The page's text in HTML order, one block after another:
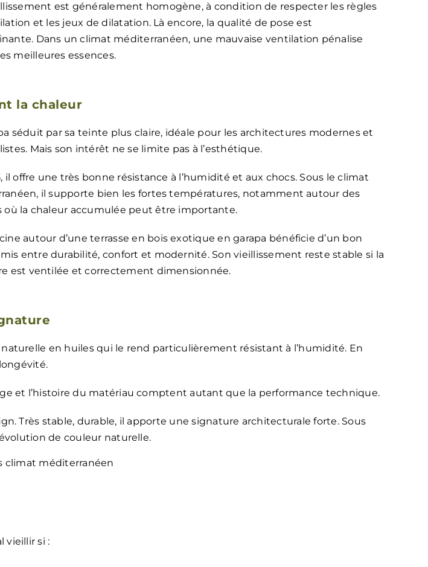
est généralement homogène, à condition de respecter les règles
et les jeux de dilatation. Là encore, la qualité de pose est
Dans un climat méditerranéen, une mauvaise ventilation pénalise
meilleures essences.
la chaleur
séduit par sa teinte plus claire, idéale pour les architectures modernes et
Mais son intérêt ne se limite pas à l’esthétique.
il offre une très bonne résistance à l’humidité et aux chocs. Sous le climat
il supporte bien les fortes températures, notamment autour des
où la chaleur accumulée peut être importante.
autour d’une terrasse en bois exotique en garapa bénéficie d’un bon
entre durabilité, confort et modernité. Son vieillissement reste stable si la
est ventilée et correctement dimensionnée.
en huiles qui le rend particulièrement résistant à l’humidité. En
et l’histoire du matériau comptent autant que la performance technique.
Très stable, durable, il apporte une signature architecturale forte. Sous
de couleur naturelle.
vieillir si :